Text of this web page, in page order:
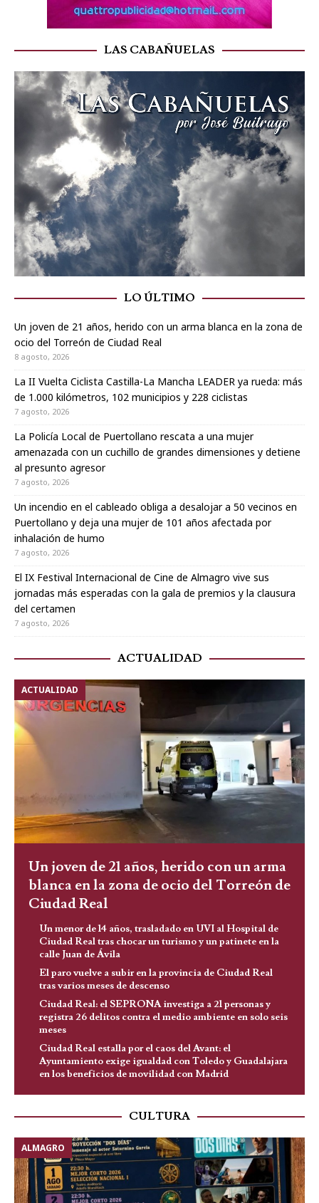
LAS CABAÑUELAS
LO ÚLTIMO
Un joven de 21 años, herido con un arma blanca en la zona de
ocio del Torreón de Ciudad Real
8 agosto, 2026
La II Vuelta Ciclista Castilla-La Mancha LEADER ya rueda: más
de 1.000 kilómetros, 102 municipios y 228 ciclistas
7 agosto, 2026
La Policía Local de Puertollano rescata a una mujer
amenazada con un cuchillo de grandes dimensiones y detiene
al presunto agresor
7 agosto, 2026
Un incendio en el cableado obliga a desalojar a 50 vecinos en
Puertollano y deja una mujer de 101 años afectada por
inhalación de humo
7 agosto, 2026
El IX Festival Internacional de Cine de Almagro vive sus
jornadas más esperadas con la gala de premios y la clausura
del certamen
7 agosto, 2026
ACTUALIDAD
ACTUALIDAD
Un joven de 21 años, herido con un arma
blanca en la zona de ocio del Torreón de
Ciudad Real
Un menor de 14 años, trasladado en UVI al Hospital de
Ciudad Real tras chocar un turismo y un patinete en la
calle Juan de Ávila
El paro vuelve a subir en la provincia de Ciudad Real
tras varios meses de descenso
Ciudad Real: el SEPRONA investiga a 21 personas y
registra 26 delitos contra el medio ambiente en solo seis
meses
Ciudad Real estalla por el caos del Avant: el
Ayuntamiento exige igualdad con Toledo y Guadalajara
en los beneficios de movilidad con Madrid
CULTURA
ALMAGRO